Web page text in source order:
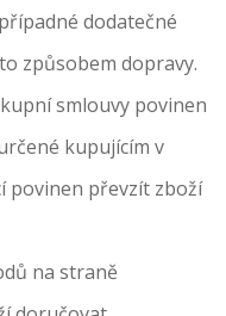
dodatečné
způsobem dopravy.
smlouvy povinen
kupujícím v
povinen převzít zboží
na straně